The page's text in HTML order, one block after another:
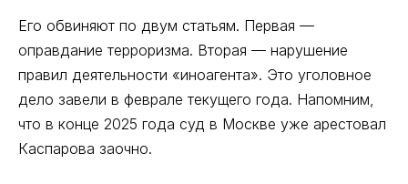
Его обвиняют по двум статьям. Первая —
оправдание терроризма. Вторая — нарушение
правил деятельности «иноагента». Это уголовное
дело завели в феврале текущего года. Напомним,
что в конце 2025 года суд в Москве уже арестовал
Каспарова заочно.